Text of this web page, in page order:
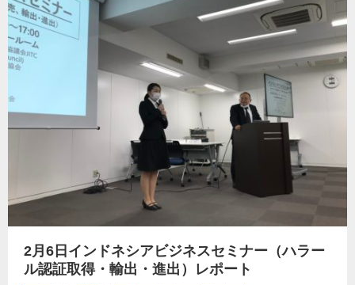
2月6日インドネシアビジネスセミナー（ハラー
ル認証取得・輸出・進出）レポート